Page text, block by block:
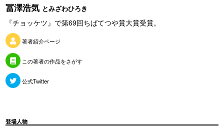
冨澤浩気 とみざわひろき
『チョッケツ』で第69回ちばてつや賞大賞受賞。
著者紹介ページ
この著者の作品をさがす
公式Twitter
登場人物